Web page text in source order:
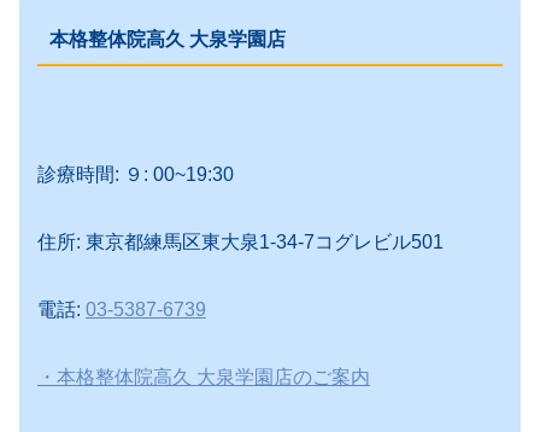
本格整体院高久 大泉学園店
診療時間: ９: 00~19:30
住所: 東京都練馬区東大泉1-34-7コグレビル501
電話: 03-5387-6739
・本格整体院高久 大泉学園店のご案内